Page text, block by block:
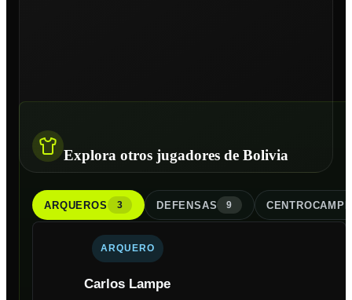
Explora otros jugadores de Bolivia
ARQUEROS 3 DEFENSAS 9
ARQUERO
Carlos Lampe